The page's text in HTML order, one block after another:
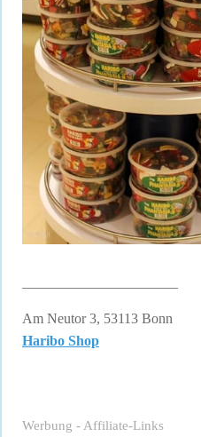
Am Neutor 3, 53113 Bonn
Haribo Shop
Werbung - Affiliate-Links